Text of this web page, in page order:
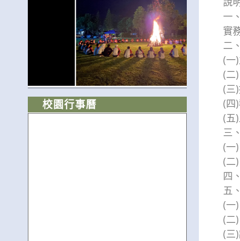
一
實
二
(一
(二
(三
(四
(五
三
(一
(二
四
五
(一
(二
(三
校園行事曆